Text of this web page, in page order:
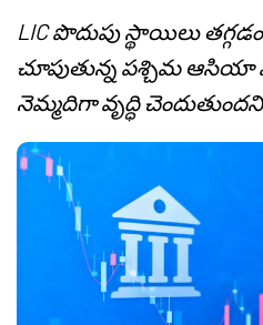
LIC పొదుపు స్థాయిలు
చూపుతున్న పశ్చిమ ఆసియా
నెమ్మదిగా వృద్ధి